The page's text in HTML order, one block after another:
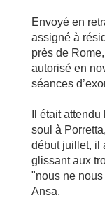
Envoyé en
assigné à
près de
autorisé en
séances
Il était
soul à
début juillet, il
glissant aux
"nous ne nous
Ansa.